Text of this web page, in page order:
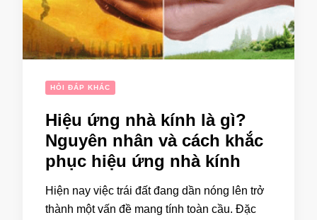
HỎI ĐÁP KHÁC
Hiệu ứng nhà kính là gì?
Nguyên nhân và cách khắc
phục hiệu ứng nhà kính
Hiện nay việc trái đất đang dần nóng lên trở
thành một vấn đề mang tính toàn cầu. Đặc